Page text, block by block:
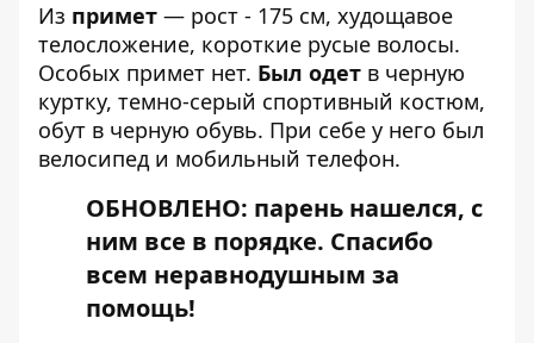
Из примет — рост - 175 см, худощавое
телосложение, короткие русые волосы.
Особых примет нет. Был одет в черную
куртку, темно-серый спортивный костюм,
обут в черную обувь. При себе у него был
велосипед и мобильный телефон.
ОБНОВЛЕНО: парень нашелся, с
ним все в порядке. Спасибо
всем неравнодушным за
помощь!